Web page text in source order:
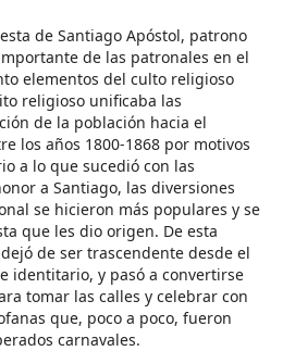
de Santiago Apóstol, patrono
de las patronales en el
elementos del culto religioso
religioso unificaba las
de la población hacia el
los años 1800-1868 por motivos
a lo que sucedió con las
a Santiago, las diversiones
se hicieron más populares y se
que les dio origen. De esta
de ser trascendente desde el
identitario, y pasó a convertirse
tomar las calles y celebrar con
que, poco a poco, fueron
carnavales.